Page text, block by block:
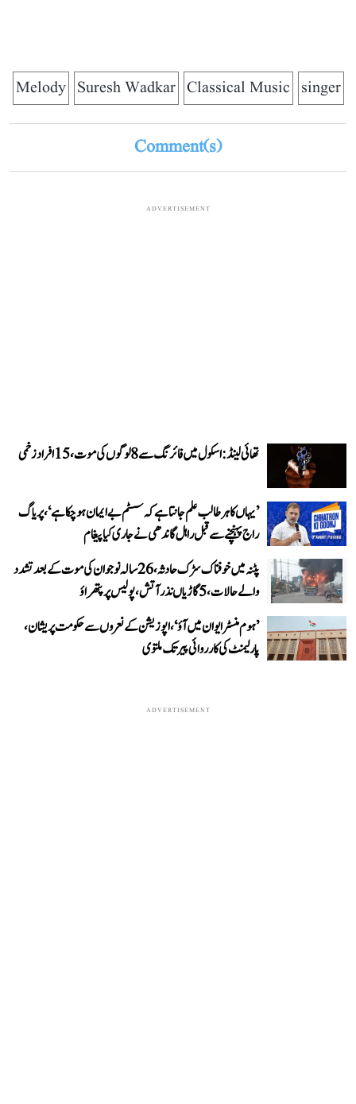
singer
Classical Music
Suresh Wadkar
Melody
Comment(s)
ADVERTISEMENT
تھائی لینڈ: اسکول میں فائرنگ سے 8 لوگوں کی موت، 15 افراد زخمی
’یہاں کا ہر طالب علم جانتا ہے کہ سسٹم بے ایمان ہو چکا ہے‘، پریاگ
راج پہنچنے سے قبل راہل گاندھی نے جاری کیا پیغام
پٹنہ میں خوفناک سڑک حادثہ، 26 سالہ نوجوان کی موت کے بعد تشدد
والے حالات، 5 گاڑیاں نذر آتش، پولیس پر پتھراؤ
’ہوم منسٹر ایوان میں آؤ‘، اپوزیشن کے نعروں سے حکومت پریشان،
پارلیمنٹ کی کارروائی پیر تک ملتوی
ADVERTISEMENT